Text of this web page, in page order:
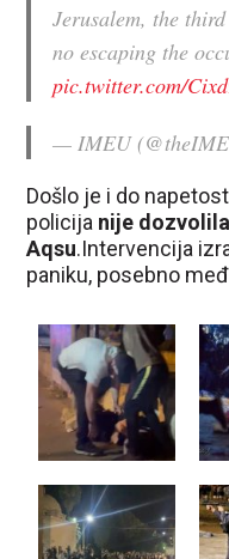
Jerusalem, the
no escaping the
pic.twitter.com/
— IMEU
Došlo je i do
policija nije
Aqsu.Intervencija
paniku, posebno